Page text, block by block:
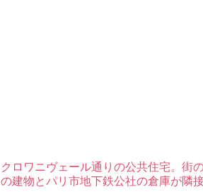
クロワニヴェール通りの公共住宅。街
の建物とパリ市地下鉄公社の倉庫が隣